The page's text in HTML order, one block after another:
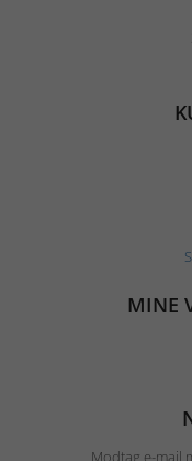
MINE
Modtag e-mail